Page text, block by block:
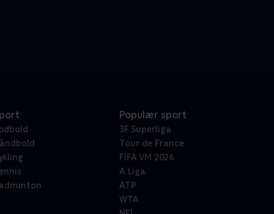
Populær sport
3F Superliga
Tour de France
FIFA VM 2026
A Liga
ATP
WTA